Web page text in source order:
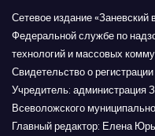
Сетевое издание «Заневский
Федеральной службе по
технологий и массовых
Свидетельство о
Учредитель: администрация
Всеволожского
Главный редактор: Елена